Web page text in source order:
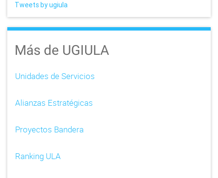
Tweets by ugiula
Más de UGIULA
Unidades de Servicios
Alianzas Estratégicas
Proyectos Bandera
Ranking ULA